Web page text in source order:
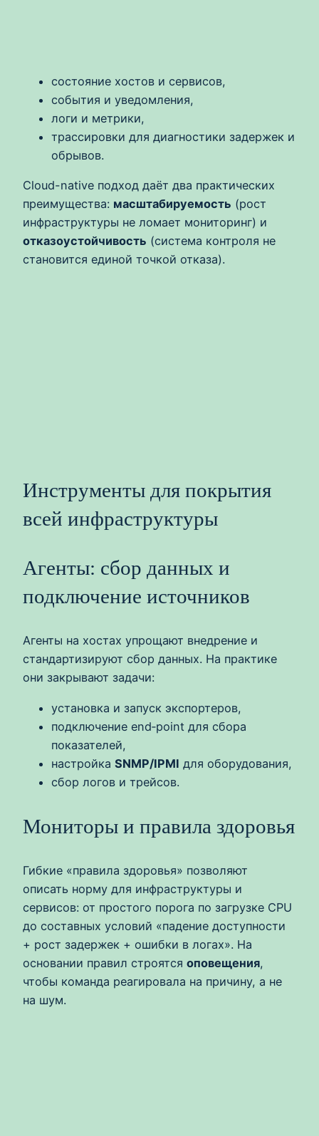
состояние хостов и сервисов,
события и уведомления,
логи и метрики,
трассировки для диагностики задержек и
обрывов.
Cloud-native подход даёт два практических
преимущества: масштабируемость (рост
инфраструктуры не ломает мониторинг) и
отказоустойчивость (система контроля не
становится единой точкой отказа).
Инструменты для покрытия
всей инфраструктуры
Агенты: сбор данных и
подключение источников
Агенты на хостах упрощают внедрение и
стандартизируют сбор данных. На практике
они закрывают задачи:
установка и запуск экспортеров,
подключение end‑point для сбора
показателей,
настройка SNMP/IPMI для оборудования,
сбор логов и трейсов.
Мониторы и правила здоровья
Гибкие «правила здоровья» позволяют
описать норму для инфраструктуры и
сервисов: от простого порога по загрузке CPU
до составных условий «падение доступности
+ рост задержек + ошибки в логах». На
основании правил строятся оповещения,
чтобы команда реагировала на причину, а не
на шум.